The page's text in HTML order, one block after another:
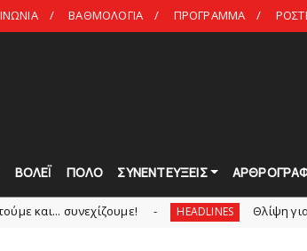
ΒΑΘΜΟΛΟΓΙΑ ΠΡΟΓΡΑΜΜΑ
ΒΟΛΕΪ ΠΟΛΟ ΣΥΝΕΝΤΕΥΞΕΙΣ
HEADLINES Θλίψη για τον χαμό